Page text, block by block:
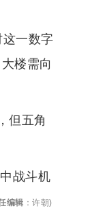
这一数字
楼需向
但五角
战斗机
编辑 ： 许朝)